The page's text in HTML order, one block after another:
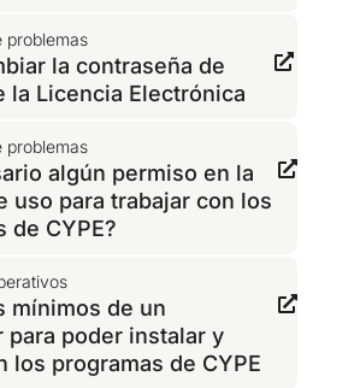
problemas
la contraseña de
la Licencia Electrónica
problemas
algún permiso en la
uso para trabajar con los
de CYPE?
mínimos de un
para poder instalar y
los programas de CYPE